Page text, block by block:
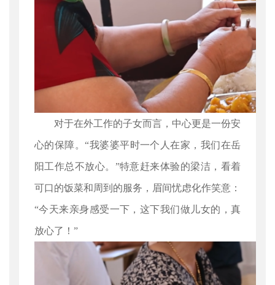
对于在外工作的子女而言，中心更是一份安
心的保障。“我婆婆平时一个人在家，我们在岳
阳工作总不放心。”特意赶来体验的梁洁，看着
可口的饭菜和周到的服务，眉间忧虑化作笑意：
“今天来亲身感受一下，这下我们做儿女的，真
放心了！”